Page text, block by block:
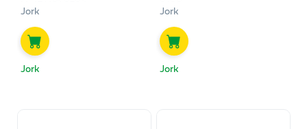
Jork
Jork
Jork
Jork